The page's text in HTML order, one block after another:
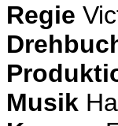
Regie
Musik